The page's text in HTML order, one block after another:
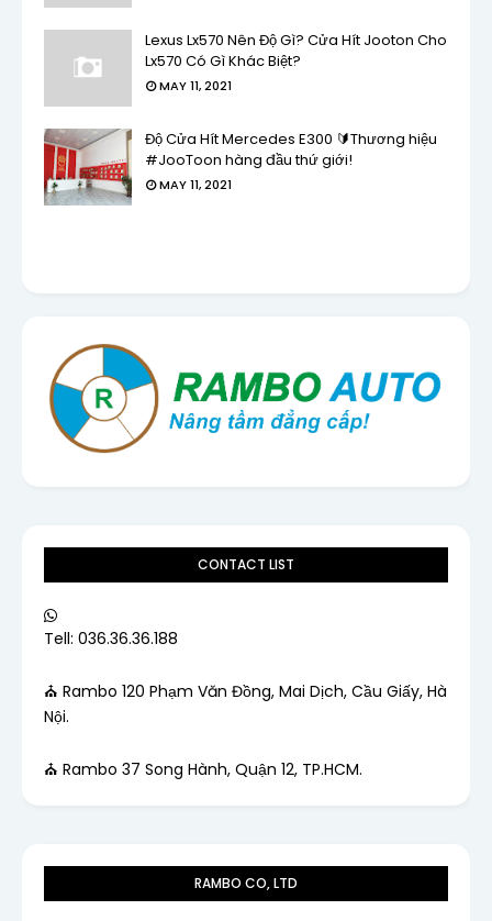
Lexus Lx570 Nên Độ Gì? Cửa Hít Jooton Cho
Lx570 Có Gì Khác Biệt?
MAY 11, 2021
Độ Cửa Hít Mercedes E300 🔰Thương hiệu
#JooToon hàng đầu thứ giới!
MAY 11, 2021
CONTACT LIST
Tell: 036.36.36.188
⛪ Rambo 120 Phạm Văn Đồng, Mai Dịch, Cầu Giấy, Hà
Nội.
⛪ Rambo 37 Song Hành, Quận 12, TP.HCM.
RAMBO CO, LTD